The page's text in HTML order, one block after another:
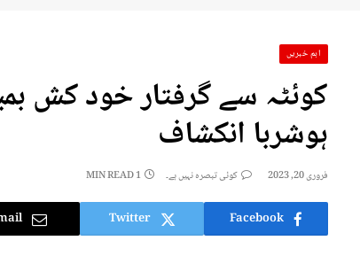
اہم خبریں
کوئٹہ سے گرفتار خود کش
ہوشربا انکشاف
فروری 20, 2023 کوئی تبصرہ نہیں ہے۔ 1 MIN READ
Facebook
Twitter